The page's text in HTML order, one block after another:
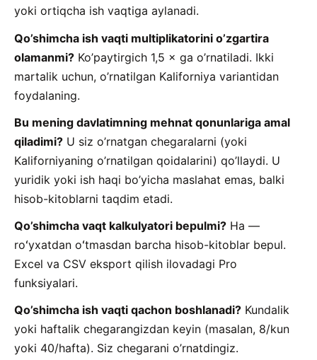
yoki ortiqcha ish vaqtiga aylanadi.
Qo’shimcha ish vaqti multiplikatorini o’zgartira
olamanmi? Ko’paytirgich 1,5 × ga o’rnatiladi. Ikki
martalik uchun, o’rnatilgan Kaliforniya variantidan
foydalaning.
Bu mening davlatimning mehnat qonunlariga amal
qiladimi? U siz o’rnatgan chegaralarni (yoki
Kaliforniyaning o’rnatilgan qoidalarini) qo’llaydi. U
yuridik yoki ish haqi bo’yicha maslahat emas, balki
hisob-kitoblarni taqdim etadi.
Qo’shimcha vaqt kalkulyatori bepulmi? Ha —
roʻyxatdan oʻtmasdan barcha hisob-kitoblar bepul.
Excel va CSV eksport qilish ilovadagi Pro
funksiyalari.
Qo’shimcha ish vaqti qachon boshlanadi? Kundalik
yoki haftalik chegarangizdan keyin (masalan, 8/kun
yoki 40/hafta). Siz chegarani o’rnatdingiz.